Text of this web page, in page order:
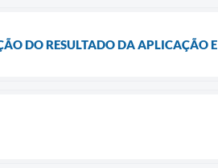
DO RESULTADO DA APLICAÇÃO E